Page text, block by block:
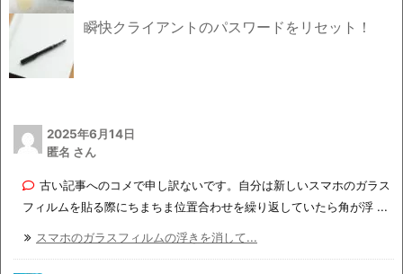
瞬快クライアントのパスワードをリセット！
2025年6月14日
匿名 さん
古い記事へのコメで申し訳ないです。自分は新しいスマホのガラス
フィルムを貼る際にちまちま位置合わせを繰り返していたら角が浮 ...
スマホのガラスフィルムの浮きを消して...